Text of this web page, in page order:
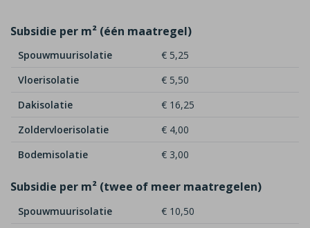
Subsidie per m² (één maatregel)
Spouwmuurisolatie
€ 5,25
Vloerisolatie
€ 5,50
Dakisolatie
€ 16,25
Zoldervloerisolatie
€ 4,00
Bodemisolatie
€ 3,00
Subsidie per m² (twee of meer maatregelen)
Spouwmuurisolatie
€ 10,50